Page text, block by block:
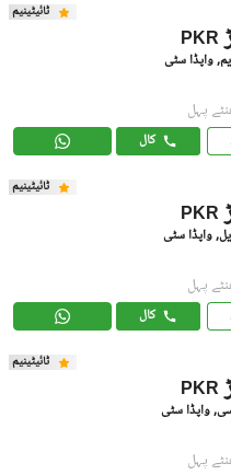
ٹائیٹینیم
PKR
واپڈا سٹی
کال
ٹائیٹینیم
PKR
واپڈا سٹی
کال
ٹائیٹینیم
PKR
واپڈا سٹی